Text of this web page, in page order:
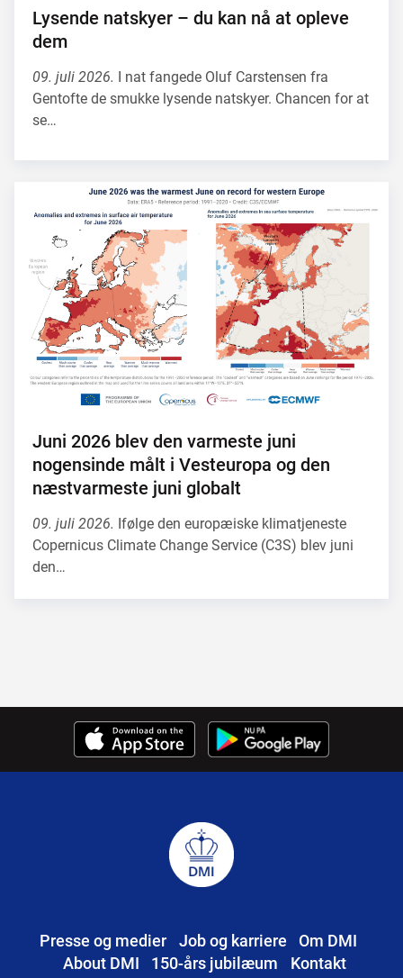
Lysende natskyer – du kan nå at opleve
dem
09. juli 2026. I nat fangede Oluf Carstensen fra
Gentofte de smukke lysende natskyer. Chancen for at
se…
Juni 2026 blev den varmeste juni
nogensinde målt i Vesteuropa og den
næstvarmeste juni globalt
09. juli 2026. Ifølge den europæiske klimatjeneste
Copernicus Climate Change Service (C3S) blev juni
den…
Presse og medier Job og karriere
Om DMI
About DMI
150-års jubilæum Kontakt